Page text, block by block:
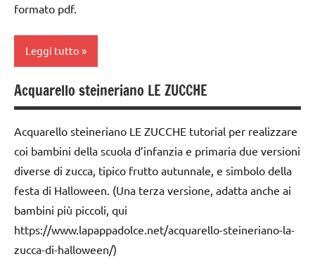
TUTTI GLI
STAGIONI
varie
TUTTI GLI
PER ETA'
TUTTI GLI
dai
DOWNLOAD
FESTE
DELL'ANNO
GUIDA
DIDATTICA
WALDORF
LAVORETTI
papercutting
San
Autunno
carta
classe
classe
4a
classe
dai
6
formato pdf.
Leggi tutto
carta
classe
classe
4a
classe
5a
Acquarello steineriano LE ZUCCHE
Acquarello steineriano LE ZUCCHE tutorial per realizzare
coi bambini della scuola d’infanzia e primaria due versioni
diverse di zucca, tipico frutto autunnale, e simbolo della
festa di Halloween. (Una terza versione, adatta anche ai
bambini più piccoli, qui
https://www.lapappadolce.net/acquarello-steineriano-la-
zucca-di-halloween/)